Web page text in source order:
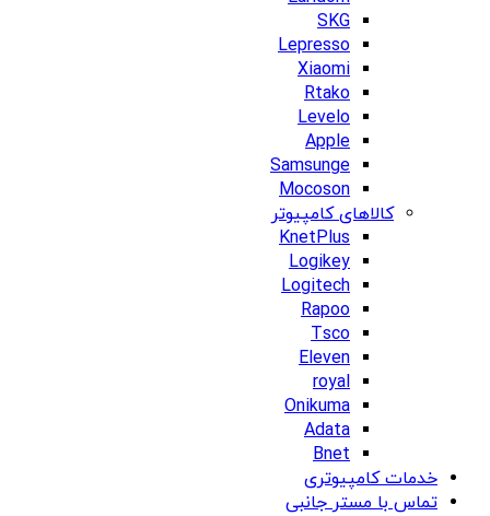
SKG
Lepresso
Xiaomi
Rtako
Levelo
Apple
Samsunge
Mocoson
کالاهای کامپیوتر
KnetPlus
Logikey
Logitech
Rapoo
Tsco
Eleven
royal
Onikuma
Adata
Bnet
خدمات کامپیوتری
تماس با مستر جانبی